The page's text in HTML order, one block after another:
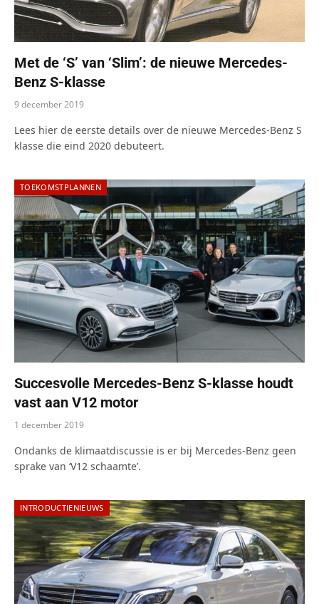
Met de ‘S’ van ‘Slim’: de nieuwe Mercedes-
Benz S-klasse
9 december 2019
Lees hier de eerste details over de nieuwe Mercedes-Benz S
klasse die eind 2020 debuteert.
TOEKOMSTPLANNEN
Succesvolle Mercedes-Benz S-klasse houdt
vast aan V12 motor
1 december 2019
Ondanks de klimaatdiscussie is er bij Mercedes-Benz geen
sprake van ‘V12 schaamte’.
INTRODUCTIENIEUWS